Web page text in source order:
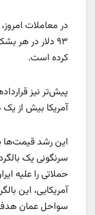
۹۳ دلار در
کرده است.
پیش‌تر نیز
آمریکا بیش از یک
این رشد قیمت‌ها
سرنگونی یک
حملاتی را علیه
آمریکایی، این
سواحل عمان هدف